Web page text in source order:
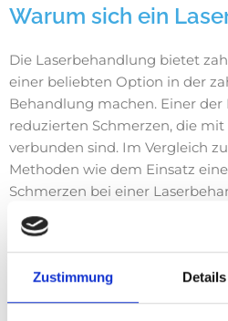
Zustimmung Details
Warum sich ein
Die Laserbehandlung bietet
einer beliebten Option in der
Behandlung machen. Einer
reduzierten Schmerzen, die
verbunden sind. Im Vergleich
Methoden wie dem Einsatz
Schmerzen bei einer
geringer. Zudem sorgt der
Heilung, da er präzise auf das
und so weniger Schäden
Ein weiterer Vorteil ist, dass